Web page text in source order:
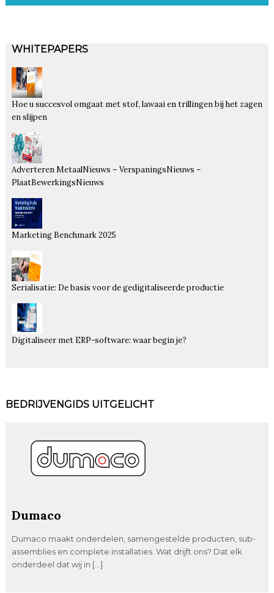
WHITEPAPERS
Hoe u succesvol omgaat met stof, lawaai en trillingen bij het zagen
en slijpen
Adverteren MetaalNieuws – VerspaningsNieuws –
PlaatBewerkingsNieuws
Marketing Benchmark 2025
Serialisatie: De basis voor de gedigitaliseerde productie
Digitaliseer met ERP-software: waar begin je?
BEDRIJVENGIDS UITGELICHT
Dumaco
Dumaco maakt onderdelen, samengestelde producten, sub-
assemblies en complete installaties. Wat drijft ons? Dat elk
onderdeel dat wij in […]